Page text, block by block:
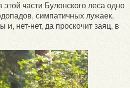
части Булонского леса одно
симпатичных лужаек,
нет-нет, да проскочит заяц, в